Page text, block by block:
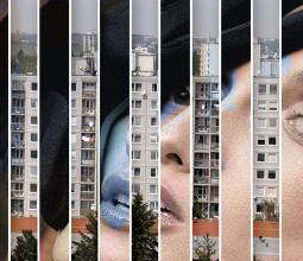
Pro děti
edu
Vše o ČT